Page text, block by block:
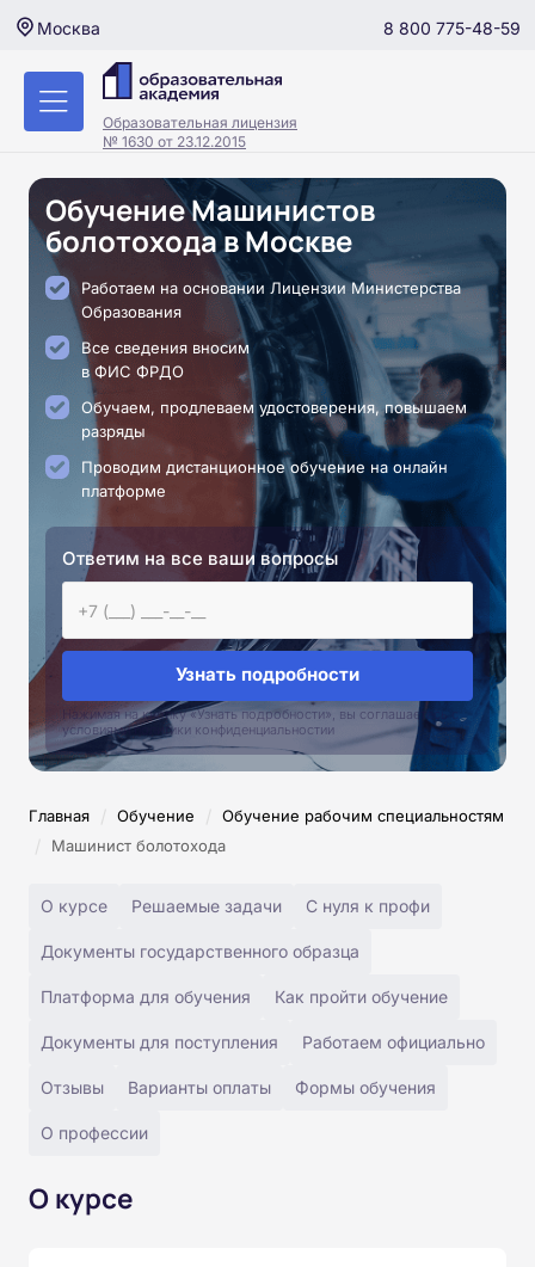
Москва 8 800 775-48-59
Образовательная лицензия
№ 1630 от 23.12.2015
Обучение Машинистов
болотохода в Москве
Работаем на основании Лицензии Министерства
Образования
Все сведения вносим
в ФИС ФРДО
Обучаем, продлеваем удостоверения, повышаем
разряды
Проводим дистанционное обучение на онлайн
платформе
Ответим на все ваши вопросы
Узнать подробности
Нажимая на кнопку «Узнать подробности», вы соглашаетесь с
условиями политики конфиденциальностии
Главная / Обучение / Обучение рабочим специальностям
/ Машинист болотохода
О курсе Решаемые задачи С нуля к профи
Документы государственного образца
Платформа для обучения Как пройти обучение
Документы для поступления Работаем официально
Отзывы Варианты оплаты Формы обучения
О профессии
О курсе